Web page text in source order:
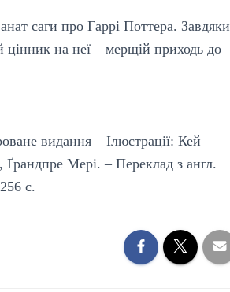
саги про Гаррі Поттера. Завдяки
на неї – мерщій приходь до
видання – Ілюстрації: Кей
Мері. – Переклад з англ.
с.